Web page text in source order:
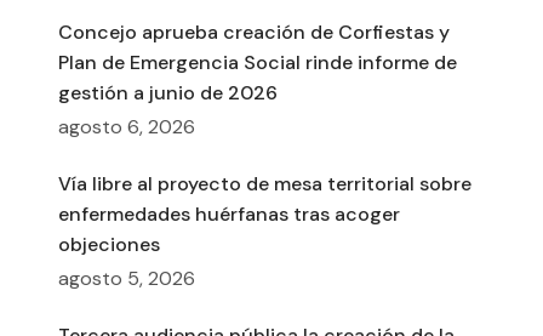
Concejo aprueba creación de Corfiestas y
Plan de Emergencia Social rinde informe de
gestión a junio de 2026
agosto 6, 2026
Vía libre al proyecto de mesa territorial sobre
enfermedades huérfanas tras acoger
objeciones
agosto 5, 2026